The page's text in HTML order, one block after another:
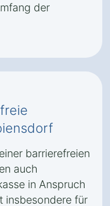
der
barrierefreien
auch
in Anspruch
insbesondere für